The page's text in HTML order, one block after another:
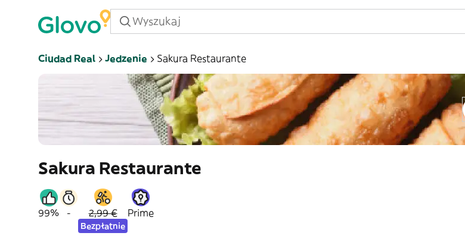
Ciudad Real Jedzenie Sakura Restaurante
Sakura Restaurante
99% - 2,99 €
Bezpłatnie
Prime